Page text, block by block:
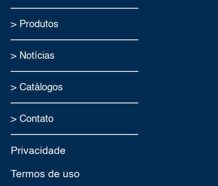
> Produtos
> Notícias
> Catálogos
> Contato
Privacidade
Termos de uso